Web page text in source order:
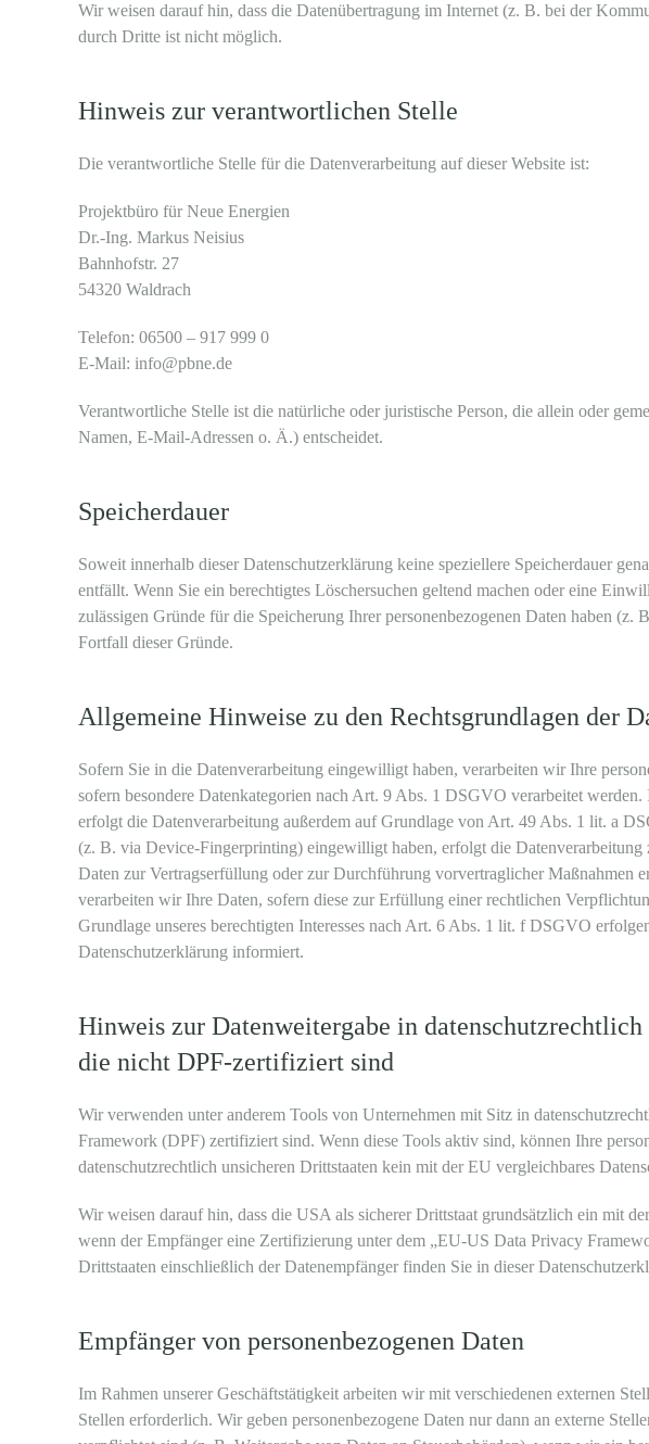
Wir weisen darauf hin, dass die Datenübertragung im Internet (z. B. bei der
durch Dritte ist nicht möglich.
Hinweis zur verantwortlichen Stelle
Die verantwortliche Stelle für die Datenverarbeitung auf dieser Website ist:
Projektbüro für Neue Energien
Dr.-Ing. Markus Neisius
Bahnhofstr. 27
54320 Waldrach
Telefon: 06500 – 917 999 0
E-Mail: info@pbne.de
Verantwortliche Stelle ist die natürliche oder juristische Person, die allein oder
Namen, E-Mail-Adressen o. Ä.) entscheidet.
Speicherdauer
Soweit innerhalb dieser Datenschutzerklärung keine speziellere Speicherdauer
entfällt. Wenn Sie ein berechtigtes Löschersuchen geltend machen oder eine
zulässigen Gründe für die Speicherung Ihrer personenbezogenen Daten haben
Fortfall dieser Gründe.
Allgemeine Hinweise zu den Rechtsgrundlagen der
Sofern Sie in die Datenverarbeitung eingewilligt haben, verarbeiten wir Ihre
sofern besondere Datenkategorien nach Art. 9 Abs. 1 DSGVO verarbeitet
erfolgt die Datenverarbeitung außerdem auf Grundlage von Art. 49 Abs. 1 lit. a
(z. B. via Device-Fingerprinting) eingewilligt haben, erfolgt die
Daten zur Vertragserfüllung oder zur Durchführung vorvertraglicher
verarbeiten wir Ihre Daten, sofern diese zur Erfüllung einer rechtlichen
Grundlage unseres berechtigten Interesses nach Art. 6 Abs. 1 lit. f DSGVO
Datenschutzerklärung informiert.
Hinweis zur Datenweitergabe in
die nicht DPF-zertifiziert sind
Wir verwenden unter anderem Tools von Unternehmen mit Sitz in
Framework (DPF) zertifiziert sind. Wenn diese Tools aktiv sind, können Ihre
datenschutzrechtlich unsicheren Drittstaaten kein mit der EU vergleichbares
Wir weisen darauf hin, dass die USA als sicherer Drittstaat grundsätzlich ein mit
wenn der Empfänger eine Zertifizierung unter dem „EU-US Data Privacy
Drittstaaten einschließlich der Datenempfänger finden Sie in dieser
Empfänger von personenbezogenen Daten
Im Rahmen unserer Geschäftstätigkeit arbeiten wir mit verschiedenen externen
Stellen erforderlich. Wir geben personenbezogene Daten nur dann an externe